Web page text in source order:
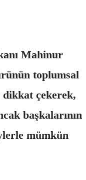
Mahinur
toplumsal
çekerek,
başkalarının
mümkün